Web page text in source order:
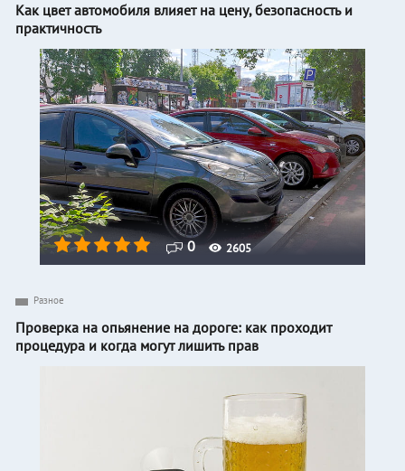
0 2605
Как цвет автомобиля влияет на цену, безопасность и
практичность
Разное
Проверка на опьянение на дороге: как проходит
процедура и когда могут лишить прав